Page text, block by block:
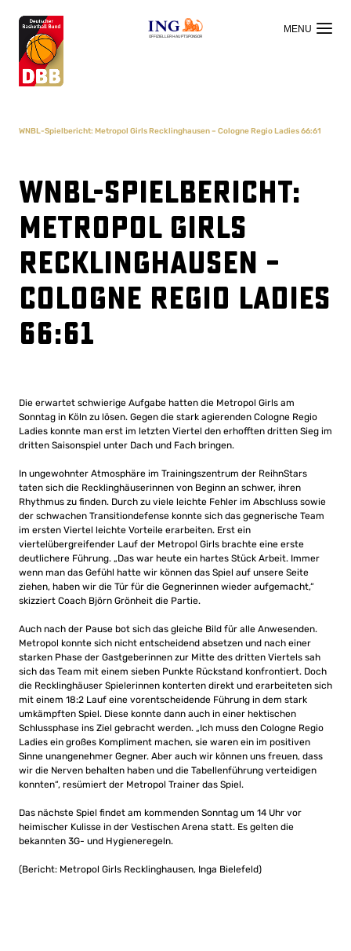
OFFIZIELLER HAUPTSPONSOR
WNBL-Spielbericht: Metropol Girls Recklinghausen – Cologne Regio Ladies 66:61
WNBL-Spielbericht:
Metropol Girls
Recklinghausen –
Cologne Regio Ladies
66:61
Die erwartet schwierige Aufgabe hatten die Metropol Girls am
Sonntag in Köln zu lösen. Gegen die stark agierenden Cologne Regio
Ladies konnte man erst im letzten Viertel den erhofften dritten Sieg im
dritten Saisonspiel unter Dach und Fach bringen.
In ungewohnter Atmosphäre im Trainingszentrum der ReihnStars
taten sich die Recklinghäuserinnen von Beginn an schwer, ihren
Rhythmus zu finden. Durch zu viele leichte Fehler im Abschluss sowie
der schwachen Transitiondefense konnte sich das gegnerische Team
im ersten Viertel leichte Vorteile erarbeiten. Erst ein
viertelübergreifender Lauf der Metropol Girls brachte eine erste
deutlichere Führung. „Das war heute ein hartes Stück Arbeit. Immer
wenn man das Gefühl hatte wir können das Spiel auf unsere Seite
ziehen, haben wir die Tür für die Gegnerinnen wieder aufgemacht,“
skizziert Coach Björn Grönheit die Partie.
Auch nach der Pause bot sich das gleiche Bild für alle Anwesenden.
Metropol konnte sich nicht entscheidend absetzen und nach einer
starken Phase der Gastgeberinnen zur Mitte des dritten Viertels sah
sich das Team mit einem sieben Punkte Rückstand konfrontiert. Doch
die Recklinghäuser Spielerinnen konterten direkt und erarbeiteten sich
mit einem 18:2 Lauf eine vorentscheidende Führung in dem stark
umkämpften Spiel. Diese konnte dann auch in einer hektischen
Schlussphase ins Ziel gebracht werden. „Ich muss den Cologne Regio
Ladies ein großes Kompliment machen, sie waren ein im positiven
Sinne unangenehmer Gegner. Aber auch wir können uns freuen, dass
wir die Nerven behalten haben und die Tabellenführung verteidigen
konnten“, resümiert der Metropol Trainer das Spiel.
Das nächste Spiel findet am kommenden Sonntag um 14 Uhr vor
heimischer Kulisse in der Vestischen Arena statt. Es gelten die
bekannten 3G- und Hygieneregeln.
(Bericht: Metropol Girls Recklinghausen, Inga Bielefeld)